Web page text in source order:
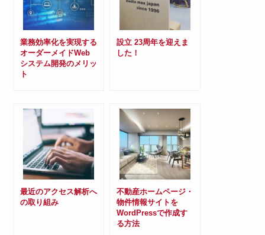
業務効率化を実現する
オーダーメイドWeb
システム開発のメリッ
ト
設立 23周年を迎えま
した！
最近のアクセス解析へ
の取り組み
不動産ホームページ・
物件情報サイトを
WordPressで作成す
る方法